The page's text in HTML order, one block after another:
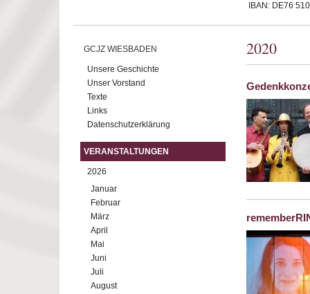
IBAN: DE76
GCJZ WIESBADEN
Unsere Geschichte
Unser Vorstand
Texte
Links
Datenschutzerklärung
VERANSTALTUNGEN
2026
Januar
Februar
März
April
Mai
Juni
Juli
August
2020